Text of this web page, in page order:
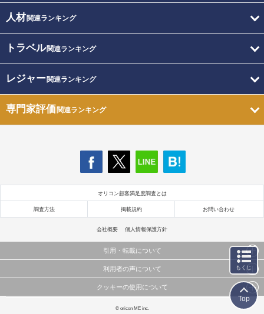
人材関連ランキング
トラベル関連ランキング
レジャー関連ランキング
専門家評価関連ランキング
オリコン顧客満足度調査とは
調査方法 掲載規約 お問い合わせ
会社概要 個人情報保護方針
引用・転載について
当サイトで公開されている情報（文字、写真、イラスト、画像データ等）及びこれらの配置・
これらの情報を権利者の許可なく無断転載・複製などの二次利用を行うことは固く禁じており
利用者の声について
当サイトに掲載している内容はすべてサービスの利用者が提出された見解・感想です。
弊社の見解・ 意見ではないことをご理解いただいた上でご覧ください。
クッキーの使用について
このサイトでは Cookie を使用して、ユーザーに合わせたコンテンツや広告の表示、ソーシャル
© oricon ME inc.
もくじ
Top